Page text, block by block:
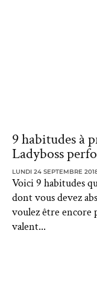
9 habitudes à
Ladyboss
LUNDI 24 SEPTEMBRE
Voici 9 habitudes
dont vous devez
voulez être encore
valent